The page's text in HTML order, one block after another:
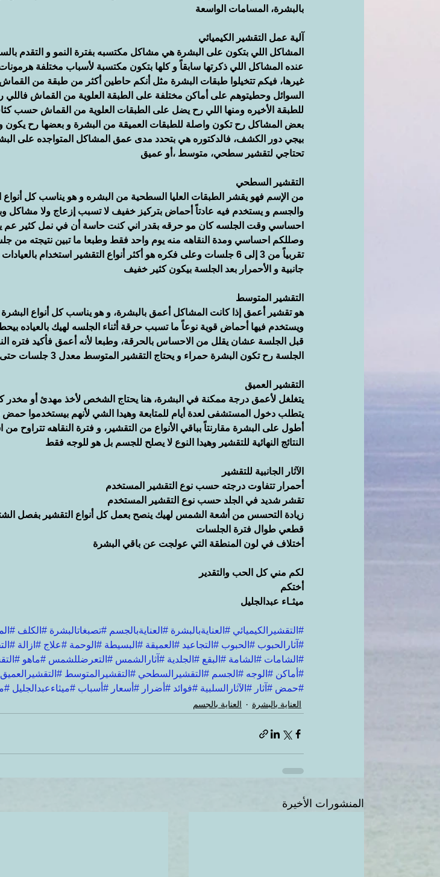
بالبشرة، المسامات الواسعة
آلية عمل التقشير الكيميائي
المشاكل اللي بتكون على البشرة هي مشاكل مكتسبه بفترة النمو و التقدم
عنده المشاكل اللي ذكرتها سابقاً و كلها بتكون مكتسبة لأسباب مختلفة
غيرها، فيكم تتخيلوا طبقات البشرة مثل أنكم حاطين أكثر من طبقة من
السوائل وحطيتوهم على أماكن مختلفة على الطبقة العلوية من القماش فاللي
للطبقة الأخيره ومنها اللي رح يضل على الطبقات العلوية من القماش حسب
بعض المشاكل رح تكون واصلة للطبقات العميقة من البشرة و بعضها رح
بيجي دور الكشف، فالدكتوره هي بتحدد مدى عمق المشاكل المتواجده على
تحتاجي لتقشير سطحي، متوسط ،أو عميق
التقشير السطحي
من الإسم فهو يقشر الطبقات العليا السطحية من البشره و هو يناسب كل أنواع
والجسم و يستخدم فيه عادتاً أحماض بتركيز خفيف لا تسبب إزعاج ولا مشاكل
احساسي وقت الجلسه كان مو حرقه بقدر اني كنت حاسة أن في نمل كثير
وصللكم احساسي ومدة النقاهه منه يوم واحد فقط وطبعا ما تبين نتيجته من
تقربياً من 3 إلى 6 جلسات وعلى فكره هو أكثر أنواع التقشير استخدام
جانبية و الأحمرار بعد الجلسة بيكون كثير خفيف
التقشير المتوسط
هو تقشير أعمق إذا كانت المشاكل أعمق بالبشرة، و هو يناسب كل أنواع
ويستخدم فيها أحماض قوية نوعاً ما تسبب حرقة أثناء الجلسه لهيك بالعياده
قبل الجلسة عشان يقلل من الاحساس بالحرقة، وطبعا لأنه أعمق فأكيد فتره
الجلسة رح تكون البشرة حمراء و يحتاج التقشير المتوسط معدل 3 جلسات حتى نوصل للنتائج المثالية
التقشير العميق
يتغلغل لأعمق درجة ممكنة في البشرة، هنا يحتاج الشخص لأخذ مهدئ أو مخدر
يتطلب دخول المستشفى لعدة أيام للمتابعة وهيدا الشي لأنهم بيستخدموا
أطول على البشرة مقارنتاً بباقي الأنواع من التقشير، و فترة النقاهه تتراوح
النتائج النهائية للتقشير وهيدا النوع لا يصلح للجسم بل هو للوجه فقط
الآثار الجانبية للتقشير
أحمرار تتفاوت درجته حسب نوع التقشير المستخدم
تقشر شديد في الجلد حسب نوع التقشير المستخدم
زيادة التحسس من أشعة الشمس لهيك ينصح بعمل كل أنواع التقشير بفصل
قطعي طوال فترة الجلسات
أختلاف في لون المنطقة التي عولجت عن باقي البشرة
لكم مني كل الحب والتقدير
أختكم
ميثـاء عبدالجليل
#التقشيرالكيميائي #العنايةبالبشرة #العنايةبالجسم #تصبغاتالبشرة #الكلف
#آثارالحبوب #الحبوب #التجاعيد #العميقة #البسيطة #الوحمة #علاج #ازالة
#الشامات #الشامة #البقع #الجلدية #آثارالشمس #التعرضللشمس #ماهو
#أماكن #الوجه #الجسم #التقشيرالسطحي #التقشيرالمتوسط #التقشيرالعميق
#حمض #آثار #الآثارالسلبية #فوائد #أضرار #أسعار #أسباب #ميثاءعبدالجليل
العناية بالبشرة العناية بالجسم
المنشورات الأخيرة